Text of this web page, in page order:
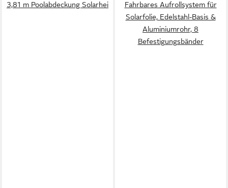
3,81 m Poolabdeckung Solarhei
Fahrbares Aufrollsystem für
Solarfolie, Edelstahl-Basis &
Aluminiumrohr, 8
Befestigungsbänder